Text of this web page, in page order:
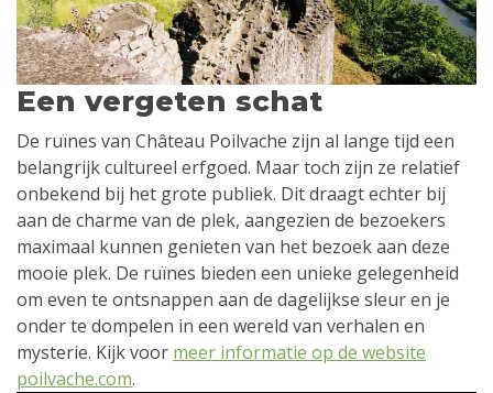
Een vergeten schat
De ruïnes van Château Poilvache zijn al lange tijd een
belangrijk cultureel erfgoed. Maar toch zijn ze relatief
onbekend bij het grote publiek. Dit draagt echter bij
aan de charme van de plek, aangezien de bezoekers
maximaal kunnen genieten van het bezoek aan deze
mooie plek. De ruïnes bieden een unieke gelegenheid
om even te ontsnappen aan de dagelijkse sleur en je
onder te dompelen in een wereld van verhalen en
mysterie. Kijk voor meer informatie op de website
poilvache.com.